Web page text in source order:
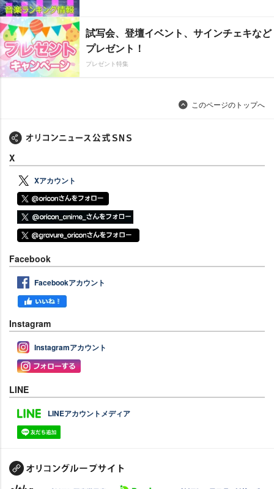
試写会、登壇イベント、サインチェキなど
プレゼント！
プレゼント特集
このページのトップへ
X
Xアカウント
Facebook
Facebookアカウント
Instagram
Instagramアカウント
LINE
LINEアカウントメディア